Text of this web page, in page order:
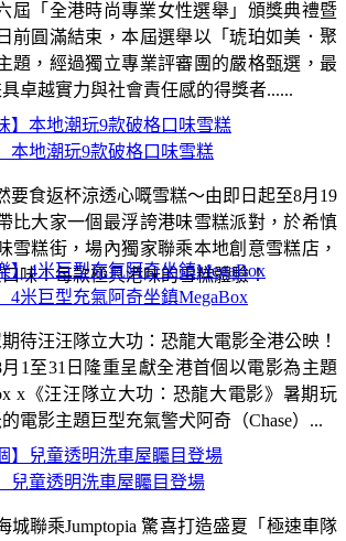
本地潮玩9款破格口味雪糕
要食返杯涼透心嘅雪糕～由即日起至8月19
比大家一個最浮誇港味雪糕派對，於希慎
雪糕街，場內獨家聯乘本地創意雪糕店，
味！每款極具港味的雪糕體驗！
兒童透明洗車屋矚目登場
城聯乘Jumptopia 驚喜打造盛夏「極速車隊
屆「全港時尚專業女性選舉」頒獎典禮暨
前圓滿結束，本屆選舉以「琥珀如美．聚
題，經過獨立專業評審團的嚴格甄選，最
卓越實力與社會責任感的得獎者......
4米巨型充氣阿奇坐鎮MegaBox
待汪汪隊立大功：恐龍大電影全港公映！
月1至31日隆重呈獻全港首個以電影為主題
x《汪汪隊立大功：恐龍大電影》暑期玩
電影主題巨型充氣警犬阿奇（Chase）...